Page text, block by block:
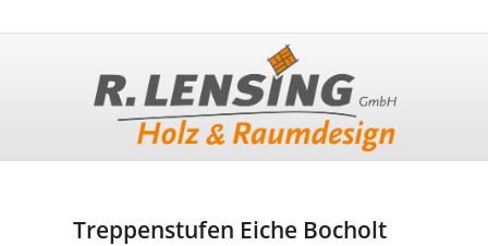
Treppenstufen Eiche Bocholt